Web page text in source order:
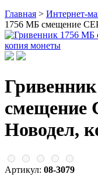
Главная > Интернет-
1756 МБ смещение
Новодел,
Артикул: 08-3079